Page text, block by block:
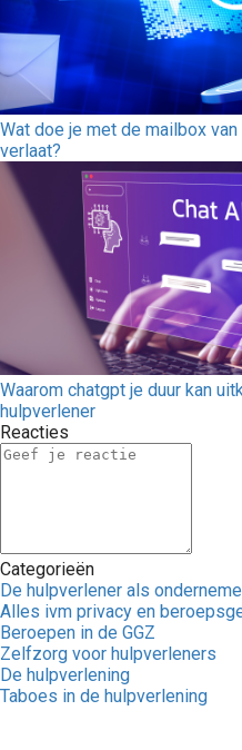
Wat doe je met de mailbox
verlaat?
Waarom chatgpt je duur kan
hulpverlener
Reacties
Categorieën
De hulpverlener als
Alles ivm privacy en
Beroepen in de GGZ
Zelfzorg voor hulpverleners
De hulpverlening
Taboes in de hulpverlening